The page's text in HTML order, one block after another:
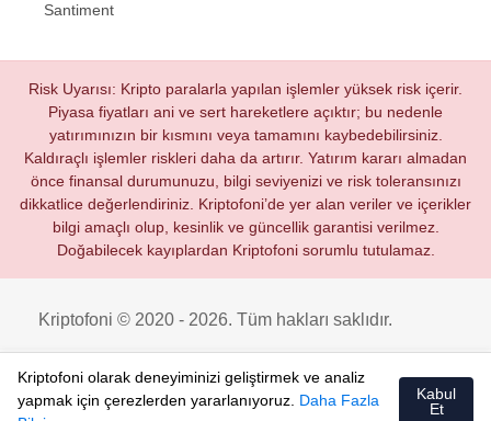
Santiment
Risk Uyarısı: Kripto paralarla yapılan işlemler yüksek risk içerir.
Piyasa fiyatları ani ve sert hareketlere açıktır; bu nedenle
yatırımınızın bir kısmını veya tamamını kaybedebilirsiniz.
Kaldıraçlı işlemler riskleri daha da artırır. Yatırım kararı almadan
önce finansal durumunuzu, bilgi seviyenizi ve risk toleransınızı
dikkatlice değerlendiriniz. Kriptofoni’de yer alan veriler ve içerikler
bilgi amaçlı olup, kesinlik ve güncellik garantisi verilmez.
Doğabilecek kayıplardan Kriptofoni sorumlu tutulamaz.
Kriptofoni © 2020 - 2026. Tüm hakları saklıdır.
Kriptofoni olarak deneyiminizi geliştirmek ve analiz
yapmak için çerezlerden yararlanıyoruz. Daha Fazla
Kabul
Et